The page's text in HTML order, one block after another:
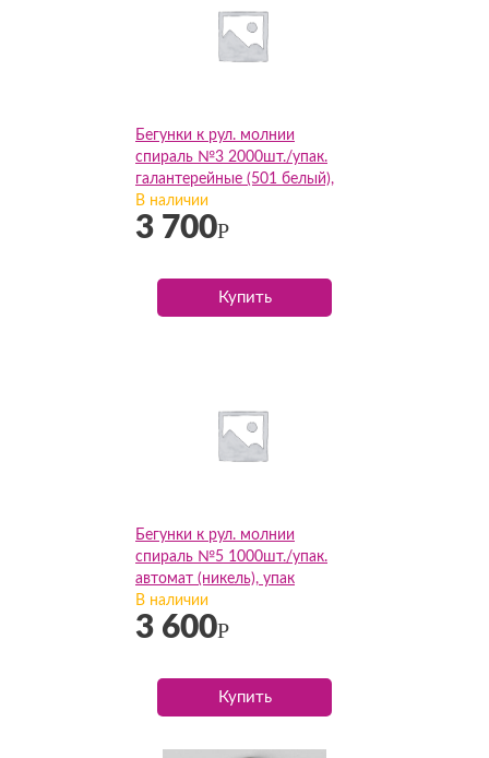
Бегунки к рул. молнии
спираль №3 2000шт./упак.
галантерейные (501 белый),
упак
В наличии
3 700Р
Купить
Бегунки к рул. молнии
спираль №5 1000шт./упак.
автомат (никель), упак
В наличии
3 600Р
Купить